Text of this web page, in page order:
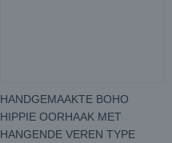
HANDGEMAAKTE BOHO
HIPPIE OORHAAK MET
HANGENDE VEREN TYPE